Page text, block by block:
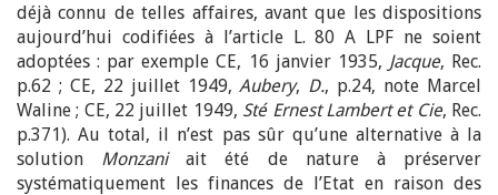
déjà connu de telles affaires, avant que les dispositions
aujourd’hui codifiées à l’article L. 80 A LPF ne soient
adoptées : par exemple CE, 16 janvier 1935, Jacque, Rec.
p.62 ; CE, 22 juillet 1949,Aubery, D., p.24, note Marcel
Waline ; CE, 22 juillet 1949, Sté Ernest Lambert et Cie, Rec.
p.371). Au total, il n’est pas sûr qu’une alternative à la
solution Monzaniait été de nature à préserver
systématiquement les finances de l’Etat en raison des